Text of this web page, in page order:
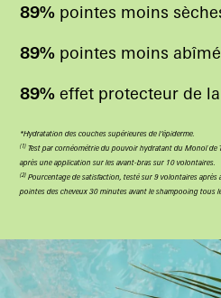
89% pointes moins
89% pointes moins
89% effet protecteur de
*Hydratation des couches supérieures de l’épiderme.
(1) Test par cornéométrie du pouvoir hydratant du Monoï de
après une application sur les avant-bras sur 10 volontaires.
(2) Pourcentage de satisfaction, testé sur 9 volontaires
pointes des cheveux 30 minutes avant le shampooing tous